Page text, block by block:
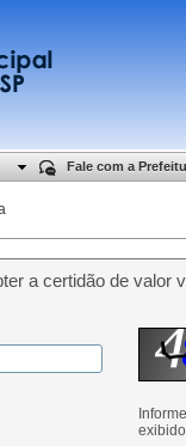
Fale com a
a certidão de valor